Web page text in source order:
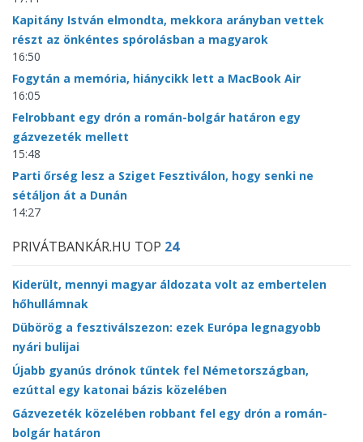
Kapitány István elmondta, mekkora arányban vettek
részt az önkéntes spórolásban a magyarok
16:50
Fogytán a memória, hiánycikk lett a MacBook Air
16:05
Felrobbant egy drón a román-bolgár határon egy
gázvezeték mellett
15:48
Parti őrség lesz a Sziget Fesztiválon, hogy senki ne
sétáljon át a Dunán
14:27
PRIVÁTBANKÁR.HU TOP 24
Kiderült, mennyi magyar áldozata volt az embertelen
hőhullámnak
Dübörög a fesztiválszezon: ezek Európa legnagyobb
nyári bulijai
Újabb gyanús drónok tűntek fel Németországban,
ezúttal egy katonai bázis közelében
Gázvezeték közelében robbant fel egy drón a román-
bolgár határon